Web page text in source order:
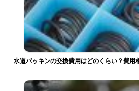
水道パッキンの交換費用はどのくらい？費用